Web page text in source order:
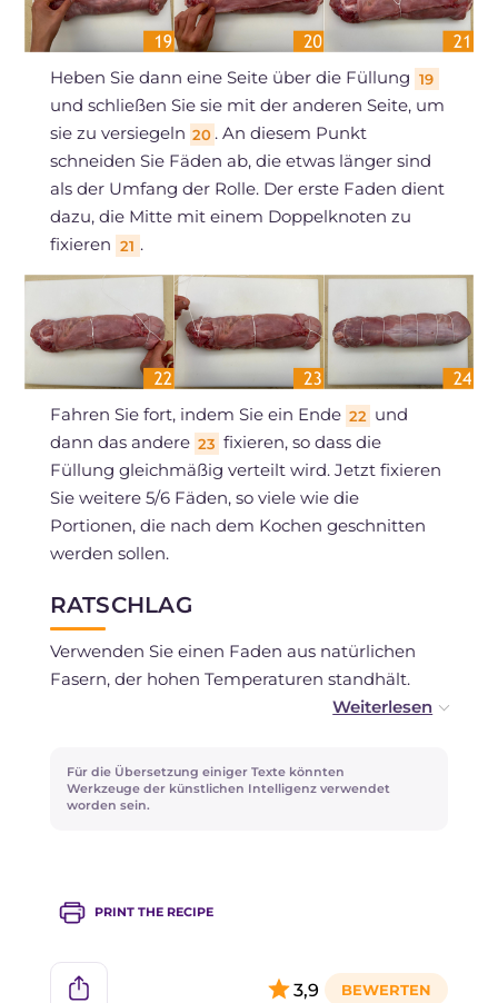
Heben Sie dann eine Seite über die Füllung 19
und schließen Sie sie mit der anderen Seite, um
sie zu versiegeln 20 . An diesem Punkt
schneiden Sie Fäden ab, die etwas länger sind
als der Umfang der Rolle. Der erste Faden dient
dazu, die Mitte mit einem Doppelknoten zu
fixieren 21 .
Fahren Sie fort, indem Sie ein Ende 22 und
dann das andere 23 fixieren, so dass die
Füllung gleichmäßig verteilt wird. Jetzt fixieren
Sie weitere 5/6 Fäden, so viele wie die
Portionen, die nach dem Kochen geschnitten
werden sollen.
RATSCHLAG
Verwenden Sie einen Faden aus natürlichen
Fasern, der hohen Temperaturen standhält.
das Fleisch beim Kochen dazu neigt, sich
zusammenzuziehen.
Bratengarmethode vorsieht, sowohl bei ganzen
Stücken wie der Unterschale des Rindes als
auch bei gefüllten Rollen.
Für die Übersetzung einiger Texte könnten
Werkzeuge der künstlichen Intelligenz verwendet
worden sein.
PRINT THE RECIPE
3,9